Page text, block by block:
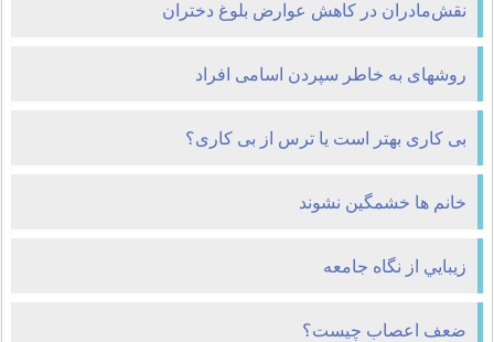
نقش‌مادران در كاهش‌ عوارض بلوغ دختران
روشهای به خاطر سپردن اسامی افراد
بی ‌کاری بهتر است یا ترس از بی‌ کاری؟
خانم ها خشمگين نشوند
زيبايي از نگاه جامعه
ضعف اعصاب چیست؟